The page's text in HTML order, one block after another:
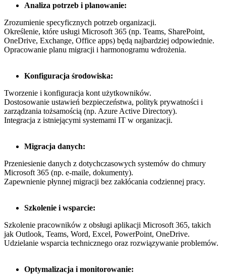
Analiza potrzeb i planowanie:
Zrozumienie specyficznych potrzeb organizacji.
Określenie, które usługi Microsoft 365 (np. Teams, SharePoint,
OneDrive, Exchange, Office apps) będą najbardziej odpowiednie.
Opracowanie planu migracji i harmonogramu wdrożenia.
Konfiguracja środowiska:
Tworzenie i konfiguracja kont użytkowników.
Dostosowanie ustawień bezpieczeństwa, polityk prywatności i
zarządzania tożsamością (np. Azure Active Directory).
Integracja z istniejącymi systemami IT w organizacji.
Migracja danych:
Przeniesienie danych z dotychczasowych systemów do chmury
Microsoft 365 (np. e-maile, dokumenty).
Zapewnienie płynnej migracji bez zakłócania codziennej pracy.
Szkolenie i wsparcie:
Szkolenie pracowników z obsługi aplikacji Microsoft 365, takich
jak Outlook, Teams, Word, Excel, PowerPoint, OneDrive.
Udzielanie wsparcia technicznego oraz rozwiązywanie problemów.
Optymalizacja i monitorowanie: